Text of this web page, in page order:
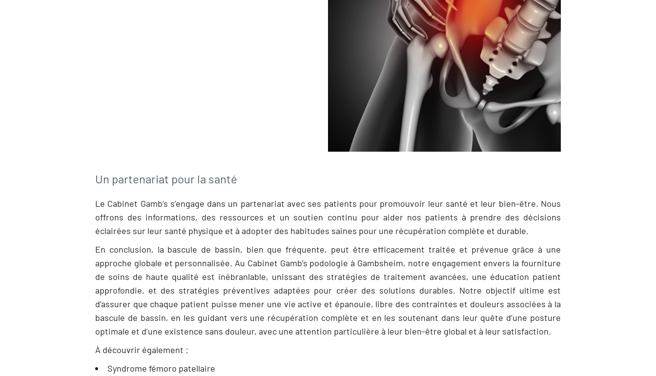
poids corporel sain pour réduire la pression sur le
Conseils pour une posture optimale
Nous encourageons une approche proactive pour
maintenir une posture optimale, en soulignant
l’importance d’exercices réguliers pour renforcer les
muscles du tronc, et en conseillant sur l’ergonomie au
travail et à la maison pour réduire le risque de bascule de
bassin.
Un partenariat pour la santé
Le Cabinet Gamb’s s’engage dans un partenariat avec ses patients pour promouvoir leur santé et leur bien-être. Nous
offrons des informations, des ressources et un soutien continu pour aider nos patients à prendre des décisions
éclairées sur leur santé physique et à adopter des habitudes saines pour une récupération complète et durable.
En conclusion, la bascule de bassin, bien que fréquente, peut être efficacement traitée et prévenue grâce à une
approche globale et personnalisée. Au Cabinet Gamb’s podologie à Gambsheim, notre engagement envers la fourniture
de soins de haute qualité est inébranlable, unissant des stratégies de traitement avancées, une éducation patient
approfondie, et des stratégies préventives adaptées pour créer des solutions durables. Notre objectif ultime est
d’assurer que chaque patient puisse mener une vie active et épanouie, libre des contraintes et douleurs associées à la
bascule de bassin, en les guidant vers une récupération complète et en les soutenant dans leur quête d’une posture
optimale et d’une existence sans douleur, avec une attention particulière à leur bien-être global et à leur satisfaction.
À découvrir également :
Syndrome fémoro patellaire